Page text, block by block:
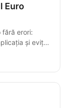
Euro
fără erori:
și eviți